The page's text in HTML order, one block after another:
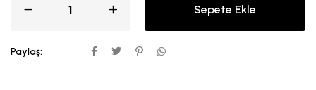
Sepete Ekle
Paylaş: